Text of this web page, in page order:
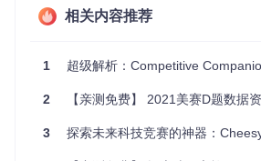
在线编码挑战平台的本地测试：如
学习算法：实时验证算法实现是否正
项目特点
相关内容推荐
1 超级解析：Competitive Companion
2 【亲测免费】 2021美赛D题数据资源下载：
3 探索未来科技竞赛的神器：